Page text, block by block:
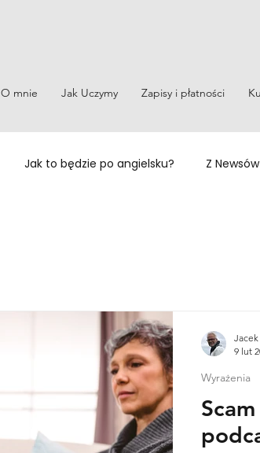
O mnie Jak Uczymy Zapisy i płatności
Jak to będzie po angielsku? Z Newsów
Wyrażenia
9 lut